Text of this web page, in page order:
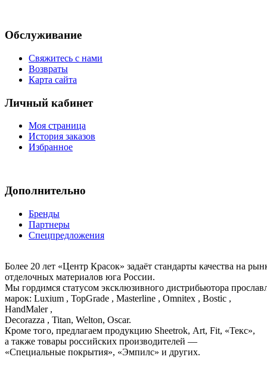
Обслуживание
Свяжитесь с нами
Возвраты
Карта сайта
Личный кабинет
Моя страница
История заказов
Избранное
Дополнительно
Бренды
Партнеры
Спецпредложения
Более 20 лет «Центр Красок» задаёт стандарты качества на
отделочных материалов юга России.
Мы гордимся статусом эксклюзивного дистрибьютора
марок: Luxium , TopGrade , Masterline , Omnitex , Bostic ,
HandMaler ,
Decorazza , Titan, Welton, Oscar.
Кроме того, предлагаем продукцию Sheetrok, Art, Fit, «Текс»,
а также товары российских производителей —
«Специальные покрытия», «Эмпилс» и других.